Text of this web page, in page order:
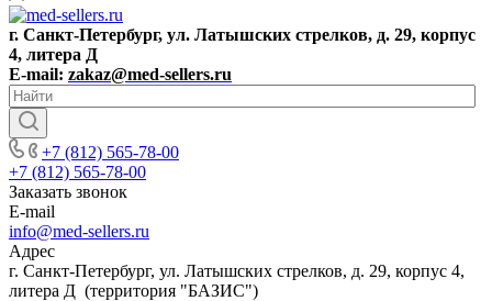
г. Санкт-Петербург, ул. Латышских стрелков, д. 29, корпус
4, литера Д
E-mail: zakaz@med-sellers.ru
+7 (812) 565-78-00
+7 (812) 565-78-00
Заказать звонок
E-mail
info@med-sellers.ru
Адрес
г. Санкт-Петербург, ул. Латышских стрелков, д. 29, корпус 4,
литера Д (территория "БАЗИС")